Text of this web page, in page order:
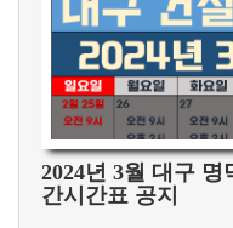
2024년 3월 대구
간시간표 공지